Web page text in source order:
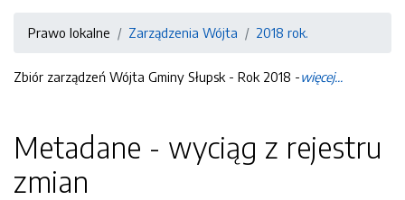
Prawo lokalne Zarządzenia Wójta 2018 rok.
Zbiór zarządzeń Wójta Gminy Słupsk - Rok 2018 -więcej...
Metadane - wyciąg z rejestru
zmian